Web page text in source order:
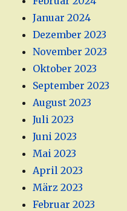
Januar 2024
Dezember 2023
November 2023
Oktober 2023
September 2023
August 2023
Juli 2023
Juni 2023
Mai 2023
April 2023
März 2023
Februar 2023